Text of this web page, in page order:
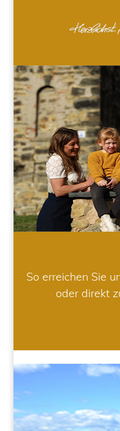
So erreichen Sie
oder direkt